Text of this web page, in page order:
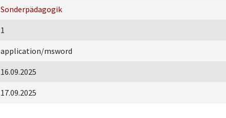
Sonderpädagogik
1
application/msword
16.09.2025
17.09.2025